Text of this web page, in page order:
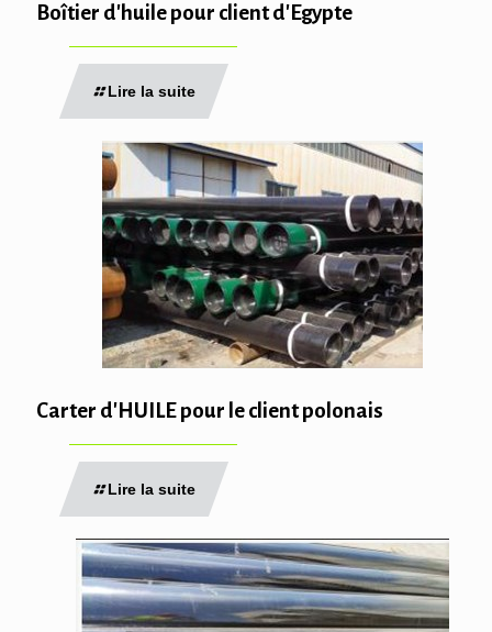
Boîtier d'huile pour client d'Egypte
Lire la suite
Carter d'HUILE pour le client polonais
Lire la suite